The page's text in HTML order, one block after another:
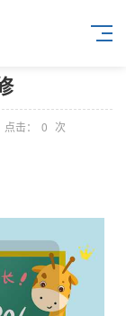
点击： 0 次